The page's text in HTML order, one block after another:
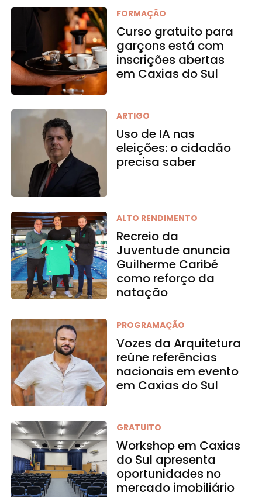
FORMAÇÃO
Curso gratuito para
garçons está com
inscrições abertas
em Caxias do Sul
ARTIGO
Uso de IA nas
eleições: o cidadão
precisa saber
ALTO RENDIMENTO
Recreio da
Juventude anuncia
Guilherme Caribé
como reforço da
natação
PROGRAMAÇÃO
Vozes da Arquitetura
reúne referências
nacionais em evento
em Caxias do Sul
GRATUITO
Workshop em Caxias
do Sul apresenta
oportunidades no
mercado imobiliário